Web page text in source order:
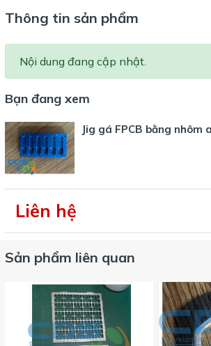
Thông tin sản phẩm
Nội dung đang cập nhật.
Bạn đang xem
Jig gá FPCB bằng nhôm
Liên hệ
Sản phẩm liên quan